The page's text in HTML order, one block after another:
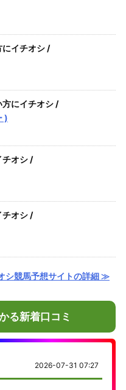
イチオシ /
にイチオシ /
)
チオシ /
チオシ /
シ競馬予想サイトの詳細 ≫
る新着口コミ
2026-07-31 07:27